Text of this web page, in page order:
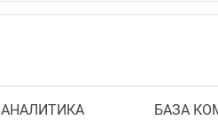
АНАЛИТИКА БАЗА